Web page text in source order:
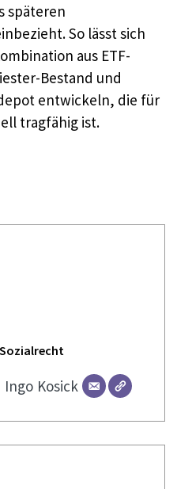
späteren
So lässt sich
aus ETF-
Bestand und
entwickeln, die für
tragfähig ist.
Ingo Kosick